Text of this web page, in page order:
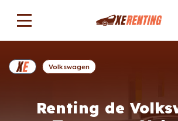
Renting de
Volkswagen